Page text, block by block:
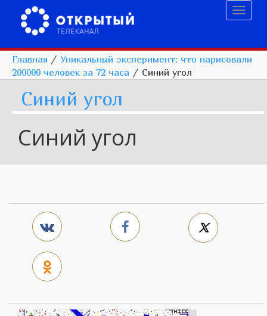
Главная / Уникальный эксперимент: что нарисовали
200000 человек за 72 часа / Синий угол
Синий угол
Синий угол